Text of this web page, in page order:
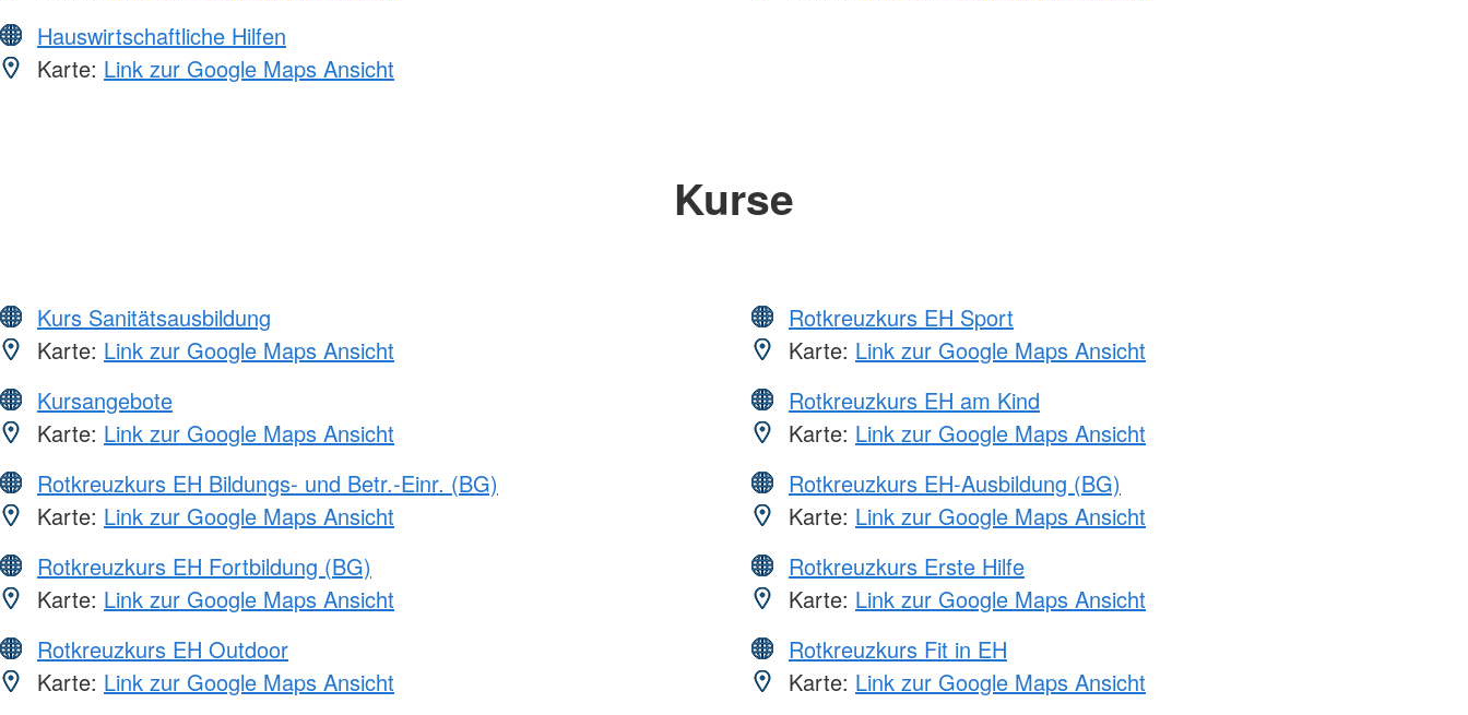
Hauswirtschaftliche Hilfen
Karte: Link zur Google Maps Ansicht
Kurse
Kurs Sanitätsausbildung
Karte: Link zur Google Maps Ansicht
Kursangebote
Karte: Link zur Google Maps Ansicht
Rotkreuzkurs EH Bildungs- und Betr.-Einr. (BG)
Karte: Link zur Google Maps Ansicht
Rotkreuzkurs EH Fortbildung (BG)
Karte: Link zur Google Maps Ansicht
Rotkreuzkurs EH Outdoor
Karte: Link zur Google Maps Ansicht
Rotkreuzkurs EH Sport
Karte: Link zur Google Maps Ansicht
Rotkreuzkurs EH am Kind
Karte: Link zur Google Maps Ansicht
Rotkreuzkurs EH-Ausbildung (BG)
Karte: Link zur Google Maps Ansicht
Rotkreuzkurs Erste Hilfe
Karte: Link zur Google Maps Ansicht
Rotkreuzkurs Fit in EH
Karte: Link zur Google Maps Ansicht